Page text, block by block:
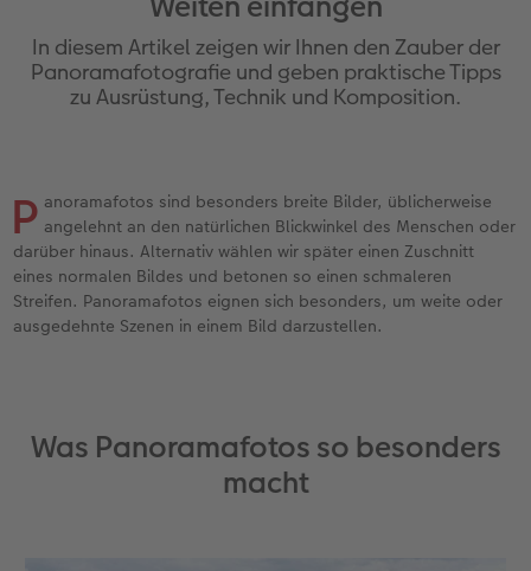
Erinnerungstasche
Personalisierter Schuber
Jahrbuch
Reisefotobuch
Fotobuch für Anfänger
Fotocollage
hexxas
Gallery Print
Hartschaum
Ideen zur Wandgestaltung
Fotosets
Fotosticker
Rahmen
Fotogrößen & Formate
CEWE myPhotos
Sofortfotos
Sofortsticker
Sofortfotos mit Design
Sofortfotostreifen
Sofortfotocollagen
Fototassen
Emaille Becher
Schule & Büro
Textilien
Foto-Geschenkbox
Babykarten
Geburtskarten
Fotokarten
Digitale Grußkarte
Weitere Anlässe
Silikonhüllen
Handykette
Holzhüllen
Bio-based Case
Inspiration
Wandkalender Fineline
Kundenbeispiele
Designvorlagen
Kalender mit fertigem Design
Neuheiten
für Männer
für Frauen
für Großeltern
für Tierfreunde
CEWE myPhotos
Baby
Erste Schritte
Fotobuch für Anfänger
Softwaretipps
Fototipps
Neue Funktionen
Erste Schritte
In diesem Artikel zeigen wir Ihnen den Zauber der
Panoramafotografie und geben praktische Tipps
zu Ausrüstung, Technik und Komposition.
P anoramafotos sind besonders breite Bilder, üblicherweise
angelehnt an den natürlichen Blickwinkel des Menschen oder
darüber hinaus. Alternativ wählen wir später einen Zuschnitt
eines normalen Bildes und betonen so einen schmaleren
Streifen. Panoramafotos eignen sich besonders, um weite oder
ausgedehnte Szenen in einem Bild darzustellen.
Was Panoramafotos so besonders
macht